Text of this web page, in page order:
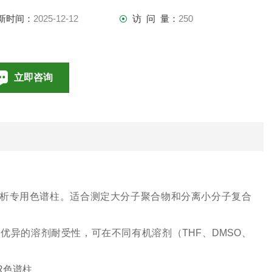
时间： 2025-12-12 访 问 量： 250
立即咨询
专用色谱柱。适合测定大分子聚合物和分离小分子复合
异的溶剂耐受性，可在不同有机溶剂（THF、DMSO、